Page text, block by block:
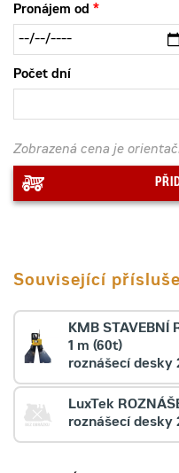
Pronájem od
Počet dní
Zobrazená cena je
Související
KMB STAVEBNÍ
1 m (60t)
roznášecí desky
LuxTek
roznášecí desky